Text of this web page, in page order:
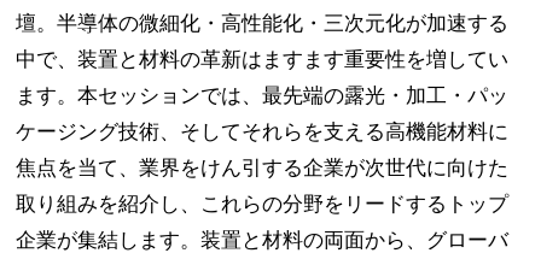
壇。半導体の微細化・高性能化・三次元化が加速する
中で、装置と材料の革新はますます重要性を増してい
ます。本セッションでは、最先端の露光・加工・パッ
ケージング技術、そしてそれらを支える高機能材料に
焦点を当て、業界をけん引する企業が次世代に向けた
取り組みを紹介し、これらの分野をリードするトップ
企業が集結します。装置と材料の両面から、グローバ